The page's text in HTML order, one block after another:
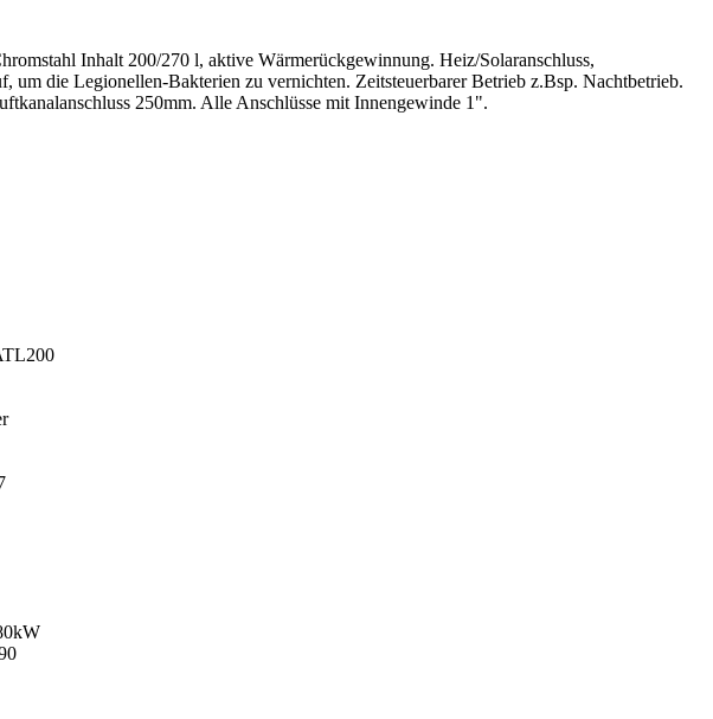
Inhalt 200/270 l, aktive Wärmerückgewinnung. Heiz/Solaranschluss,
die Legionellen-Bakterien zu vernichten. Zeitsteuerbarer Betrieb z.Bsp. Nachtbetrieb.
250mm. Alle Anschlüsse mit Innengewinde 1".